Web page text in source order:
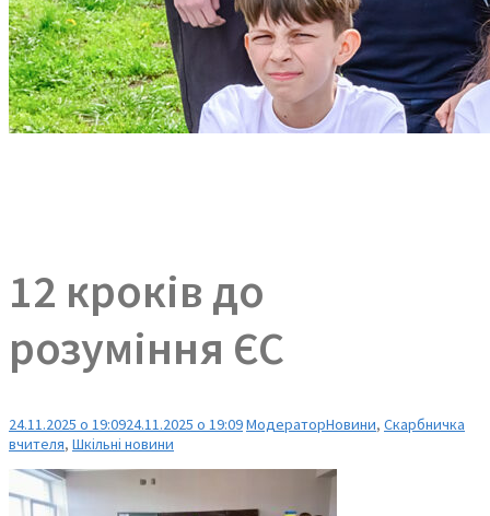
12 кроків до
розуміння ЄС
24.11.2025 о 19:0924.11.2025 о 19:09МодераторНовини, Скарбничка
вчителя, Шкільні новини